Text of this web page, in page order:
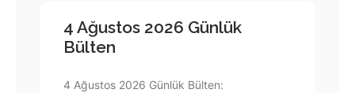
4 Ağustos 2026 Günlük
Bülten
4 Ağustos 2026 Günlük Bülten: